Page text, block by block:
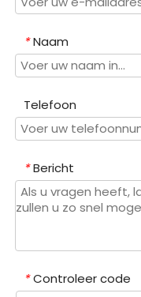
* Naam
Telefoon
* Bericht
* Controleer code